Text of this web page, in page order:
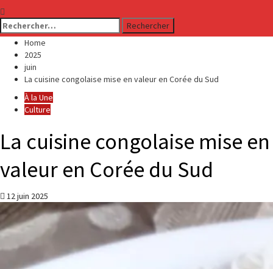
Rechercher :
Home
2025
juin
La cuisine congolaise mise en valeur en Corée du Sud
À la Une
Culture
La cuisine congolaise mise en
valeur en Corée du Sud
12 juin 2025